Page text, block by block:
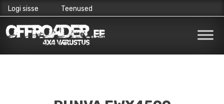
to
Logi sisse Teenused